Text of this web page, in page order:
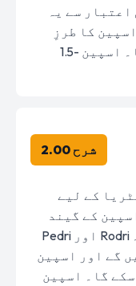
سے یہ
کا طرزِ
کھیل آسٹریا کے لیے مشکل ہوگا۔ اسپین -1.5
شرح 2.00
کے لیے
کے گیند
کنٹرول کا جواب نہیں دے سکتے۔ Rodri اور Pedri
گے اور اسپین
گا۔ اسپین